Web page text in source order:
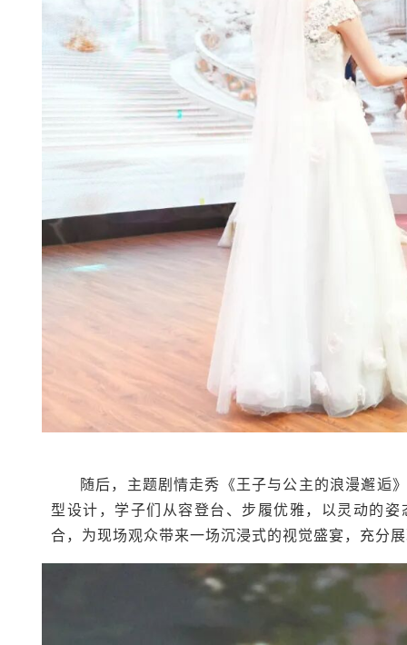
随后，主题剧情走秀《王子与公主的浪漫邂逅
型设计，学子们从容登台、步履优雅，以灵动的
合，为现场观众带来一场沉浸式的视觉盛宴，充分